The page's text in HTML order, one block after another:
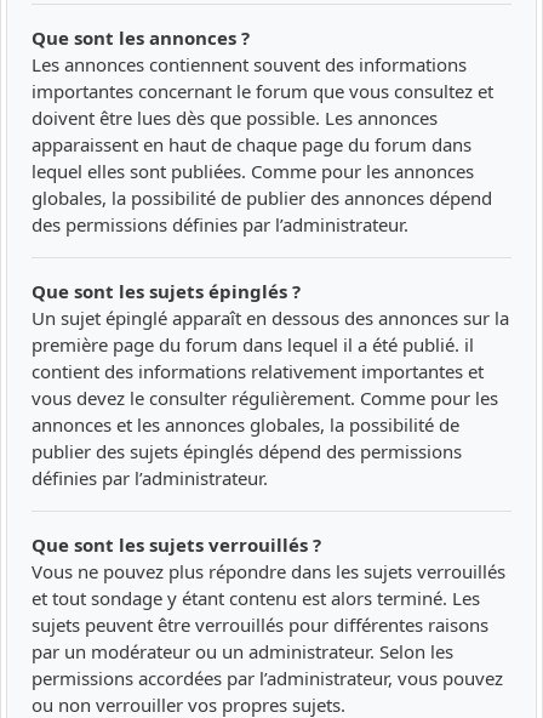
Que sont les annonces ?
Les annonces contiennent souvent des informations
importantes concernant le forum que vous consultez et
doivent être lues dès que possible. Les annonces
apparaissent en haut de chaque page du forum dans
lequel elles sont publiées. Comme pour les annonces
globales, la possibilité de publier des annonces dépend
des permissions définies par l’administrateur.
Que sont les sujets épinglés ?
Un sujet épinglé apparaît en dessous des annonces sur la
première page du forum dans lequel il a été publié. il
contient des informations relativement importantes et
vous devez le consulter régulièrement. Comme pour les
annonces et les annonces globales, la possibilité de
publier des sujets épinglés dépend des permissions
définies par l’administrateur.
Que sont les sujets verrouillés ?
Vous ne pouvez plus répondre dans les sujets verrouillés
et tout sondage y étant contenu est alors terminé. Les
sujets peuvent être verrouillés pour différentes raisons
par un modérateur ou un administrateur. Selon les
permissions accordées par l’administrateur, vous pouvez
ou non verrouiller vos propres sujets.